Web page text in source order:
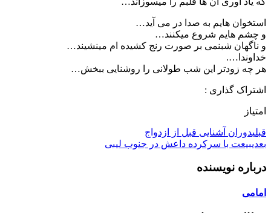
استخوان هایم به صدا در می آید…
و چشم هایم شروع میکنند…
و ناگهان شبنمی بر صورت رنج کشیده ام مینشیند…
خداوندا….
هر چه زودتر این شب طولانی را روشنایی ببخش…
اشتراک گذاری :
امتیاز
قبلیدوران آشنایی قبل از ازدواج
بعدیبیعت با سرکرده داعش در جنوب لیبی
درباره نویسنده
امامی